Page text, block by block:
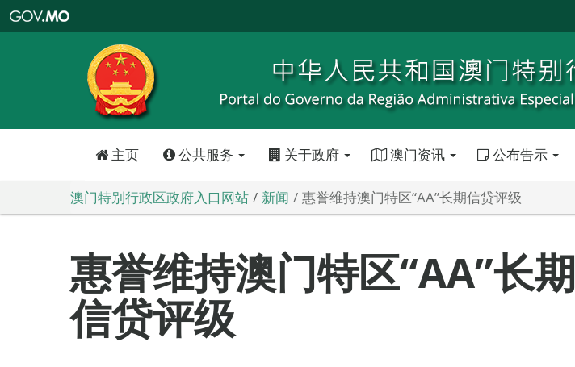
特
政
区
政
口
主页 公共服务 关于政府 澳门资讯 公布告示
澳门特别行政区政府入口网站 新闻 惠誉维持澳门特区“AA”长期信贷评级
惠誉维持澳门特区“AA”长期
信贷评级